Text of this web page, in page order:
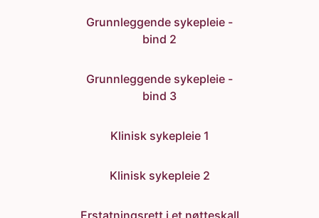
Grunnleggende sykepleie -
bind 2
Grunnleggende sykepleie -
bind 3
Klinisk sykepleie 1
Klinisk sykepleie 2
Erstatningsrett i et nøtteskall